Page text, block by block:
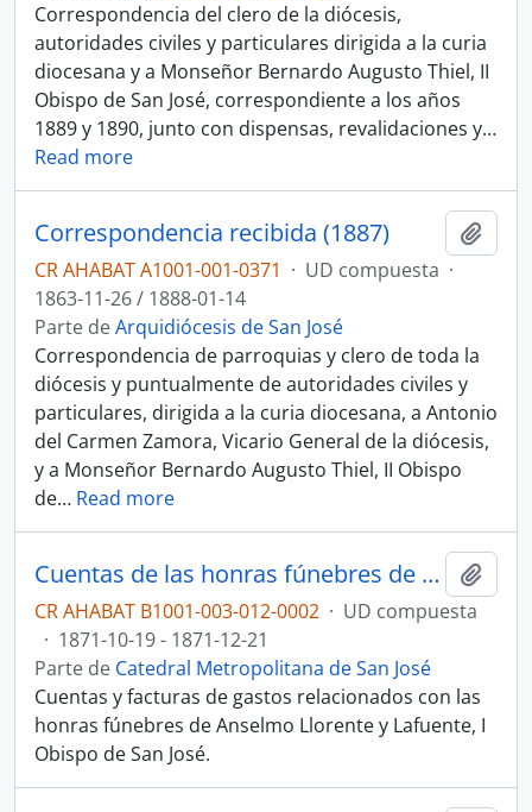
Correspondencia del clero de la diócesis,
autoridades civiles y particulares dirigida a la curia
diocesana y a Monseñor Bernardo Augusto Thiel, II
Obispo de San José, correspondiente a los años
1889 y 1890, junto con dispensas, revalidaciones y…
Read more
Correspondencia recibida (1887)
CR AHABAT A1001-001-0371 · UD compuesta ·
1863-11-26 / 1888-01-14
Parte deArquidiócesis de San José
Correspondencia de parroquias y clero de toda la
diócesis y puntualmente de autoridades civiles y
particulares, dirigida a la curia diocesana, a Antonio
del Carmen Zamora, Vicario General de la diócesis,
y a Monseñor Bernardo Augusto Thiel, II Obispo
de… Read more
Cuentas de las honras fúnebres de Anselmo Llorente y Lafuente, I Obispo de San José
CR AHABAT B1001-003-012-0002 · UD compuesta
· 1871-10-19 - 1871-12-21
Parte de Catedral Metropolitana de San José
Cuentas y facturas de gastos relacionados con las
honras fúnebres de Anselmo Llorente y Lafuente, I
Obispo de San José.